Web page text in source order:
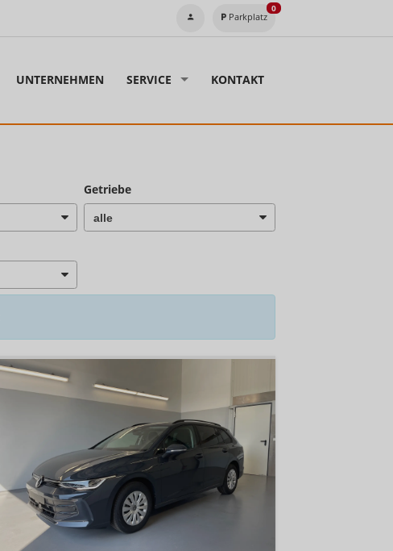
Parkplatz
0
UNTERNEHMEN SERVICE KONTAKT
Getriebe